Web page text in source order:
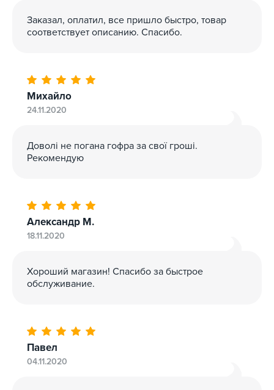
Заказал, оплатил, все пришло быстро, товар
соответствует описанию. Спасибо.
Михайло
24.11.2020
Доволі не погана гофра за свої гроші.
Рекомендую
Александр М.
18.11.2020
Хороший магазин! Спасибо за быстрое
обслуживание.
Павел
04.11.2020